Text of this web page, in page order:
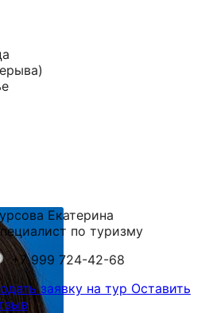
Екатерина
по туризму
+7 999 724-42-68
заявку на тур Оставить